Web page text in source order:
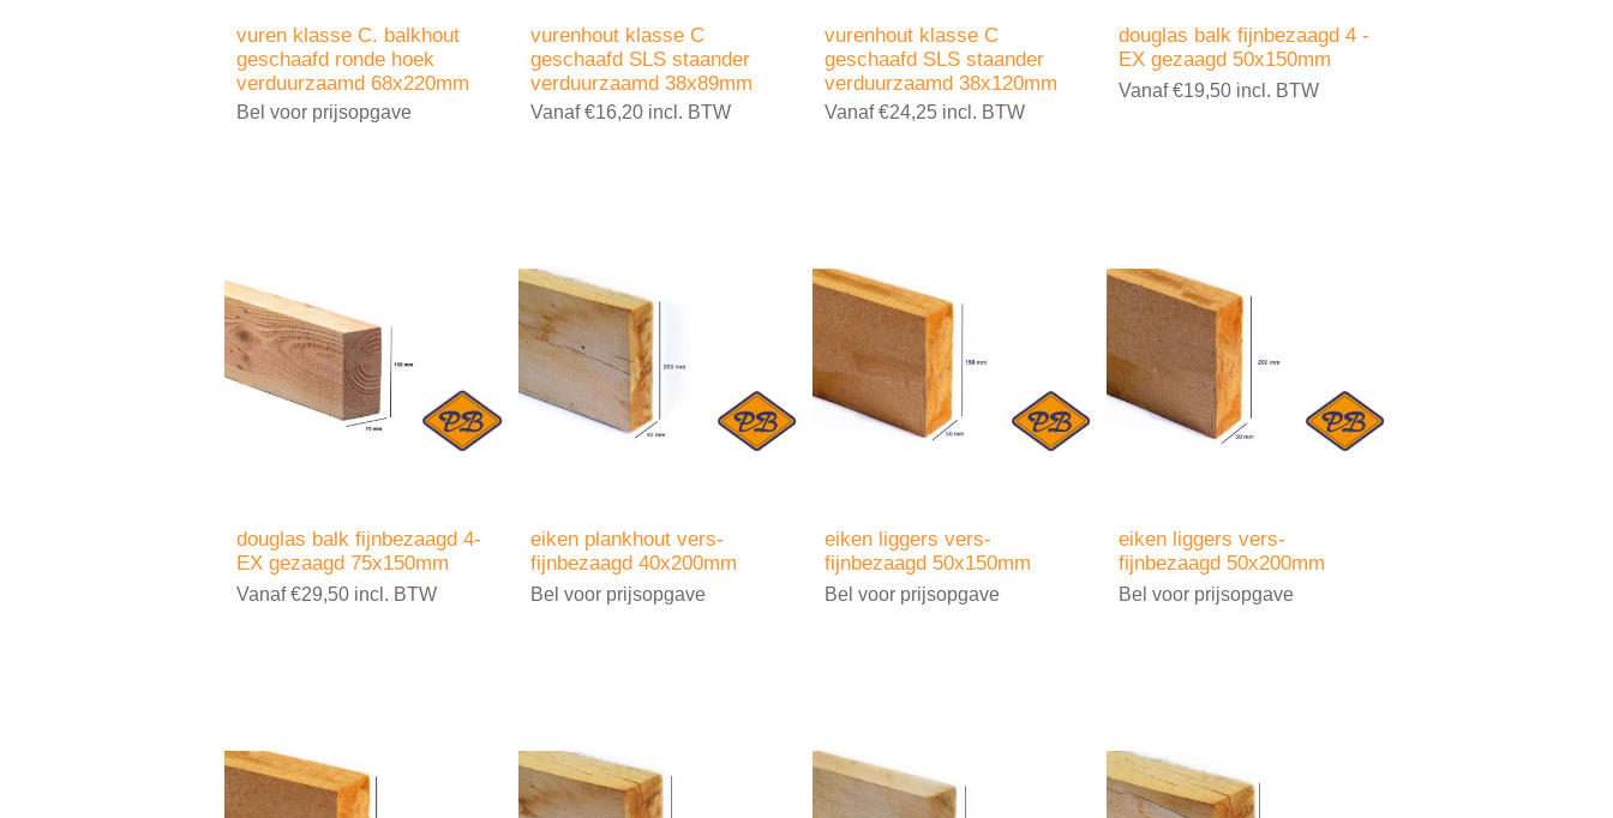
vuren klasse C. balkhout
geschaafd ronde hoek
verduurzaamd 68x220mm
Bel voor prijsopgave
vurenhout klasse C
geschaafd SLS staander
verduurzaamd 38x89mm
Vanaf €16,20 incl. BTW
vurenhout klasse C
geschaafd SLS staander
verduurzaamd 38x120mm
Vanaf €24,25 incl. BTW
douglas balk fijnbezaagd 4 -
EX gezaagd 50x150mm
Vanaf €19,50 incl. BTW
douglas balk fijnbezaagd 4-
EX gezaagd 75x150mm
Vanaf €29,50 incl. BTW
eiken plankhout vers-
fijnbezaagd 40x200mm
Bel voor prijsopgave
eiken liggers vers-
fijnbezaagd 50x150mm
Bel voor prijsopgave
eiken liggers vers-
fijnbezaagd 50x200mm
Bel voor prijsopgave